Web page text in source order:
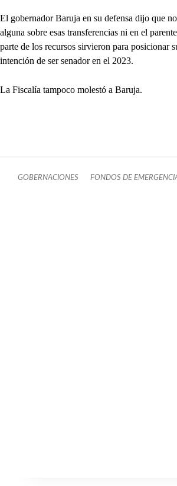
El gobernador Baruja en su defensa dijo que
alguna sobre esas transferencias ni en el
parte de los recursos sirvieron para posicionar
intención de ser senador en el 2023.
La Fiscalía tampoco molestó a Baruja.
GOBERNACIONES FONDOS DE